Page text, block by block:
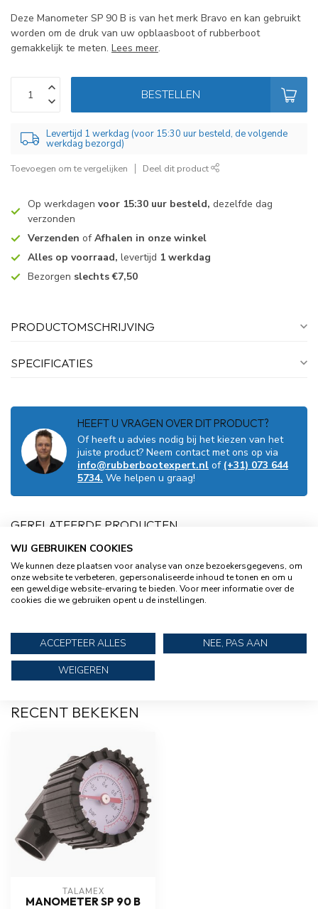
Deze Manometer SP 90 B is van het merk Bravo en kan gebruikt
worden om de druk van uw opblaasboot of rubberboot
gemakkelijk te meten. Lees meer.
BESTELLEN
Levertijd 1 werkdag (voor 15:30 uur besteld, de volgende
werkdag bezorgd)
Toevoegen om te vergelijken Deel dit product
Op werkdagen voor 15:30 uur besteld, dezelfde dag
verzonden
Verzenden ofAfhalen in onze winkel
Alles op voorraad, levertijd 1 werkdag
Bezorgen slechts €7,50
PRODUCTOMSCHRIJVING
SPECIFICATIES
HEEFT U VRAGEN OVER DIT PRODUCT?
Of heeft u advies nodig bij het kiezen van het
juiste product? Neem contact met ons op via
info@rubberbootexpert.nl of (+31) 073 644
5734. We helpen u graag!
GERELATEERDE PRODUCTEN
TALAMEX
Talamex Adapter voor
opblaasboot met bajonet
sluiting
€5,95
Scoprega Handpomp Boot 4 Alu
Red
€34,95
RECENT BEKEKEN
TALAMEX
MANOMETER SP 90 B
WIJ GEBRUIKEN COOKIES
We kunnen deze plaatsen voor analyse van onze bezoekersgegevens, om
onze website te verbeteren, gepersonaliseerde inhoud te tonen en om u
een geweldige website-ervaring te bieden. Voor meer informatie over de
cookies die we gebruiken opent u de instellingen.
ACCEPTEER ALLES
NEE, PAS AAN
WEIGEREN